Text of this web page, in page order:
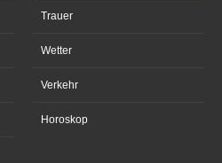
Trauer
Wetter
Verkehr
Horoskop